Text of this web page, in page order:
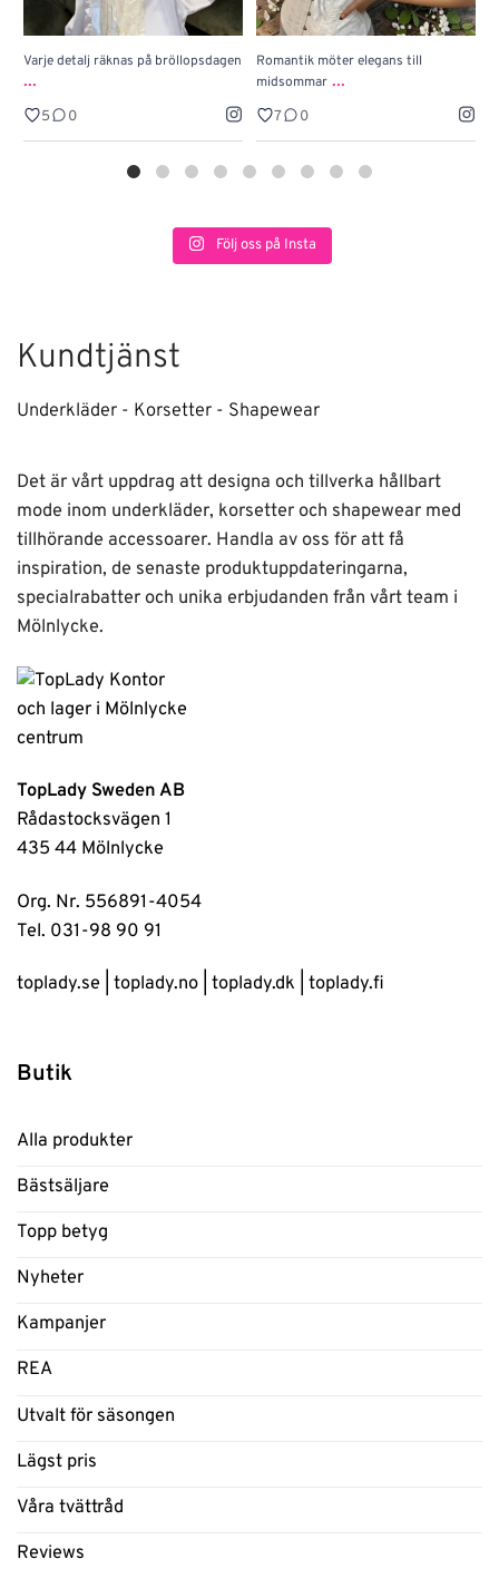
Varje detalj räknas på bröllopsdagen
...
5 0
Romantik möter elegans till
midsommar ...
7 0
Följ oss på Insta
Kundtjänst
Underkläder - Korsetter - Shapewear
Det är vårt uppdrag att designa och tillverka hållbart
mode inom underkläder, korsetter och shapewear med
tillhörande accessoarer. Handla av oss för att få
inspiration, de senaste produktuppdateringarna,
specialrabatter och unika erbjudanden från vårt team i
Mölnlycke.
TopLady Sweden AB
Rådastocksvägen 1
435 44 Mölnlycke
Org. Nr. 556891-4054
Tel. 031-98 90 91
toplady.se toplady.no toplady.dk toplady.fi
Butik
Alla produkter
Bästsäljare
Topp betyg
Nyheter
Kampanjer
REA
Utvalt för säsongen
Lägst pris
Våra tvättråd
Reviews